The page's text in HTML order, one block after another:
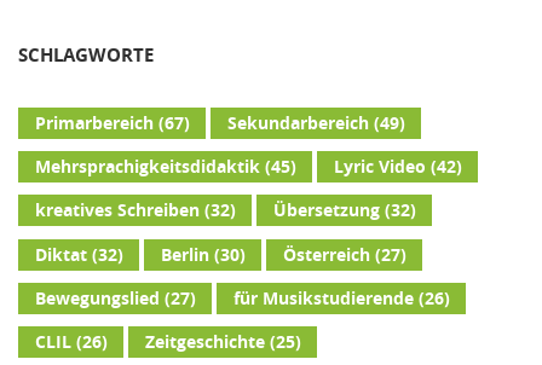
SCHLAGWORTE
Primarbereich(67) Sekundarbereich(49)
Mehrsprachigkeitsdidaktik(45) Lyric Video (42)
kreatives Schreiben(32) Übersetzung(32)
Diktat(32) Berlin(30) Österreich(27)
Bewegungslied (27) für Musikstudierende(26)
CLIL(26) Zeitgeschichte(25)